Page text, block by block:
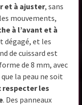
et à ajuster, sans
mouvements,
à l’avant et à
dégagé, et les
de cuissard est
de 8 mm, avec
la peau ne soit
respecter les
. Des panneaux